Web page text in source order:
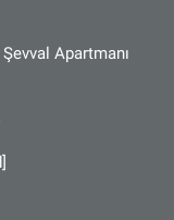
Apartmanı